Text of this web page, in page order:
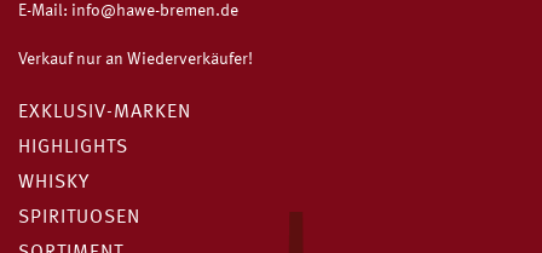
E-Mail: info@hawe-bremen.de
Verkauf nur an Wiederverkäufer!
EXKLUSIV-MARKEN
HIGHLIGHTS
WHISKY
SPIRITUOSEN